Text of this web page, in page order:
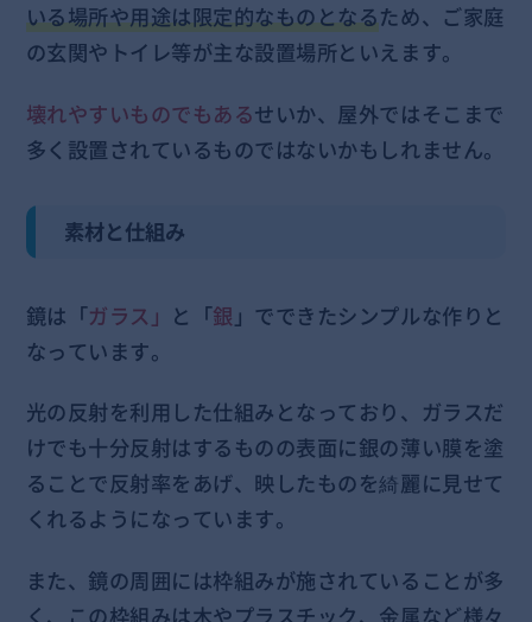
いる場所や用途は限定的なものとなるため、ご家庭
の玄関やトイレ等が主な設置場所といえます。
壊れやすいものでもあるせいか、屋外ではそこまで
多く設置されているものではないかもしれません。
素材と仕組み
鏡は「ガラス」 と「銀 」でできたシンプルな作りと
なっています。
光の反射を利用した仕組みとなっており、ガラスだ
けでも十分反射はするものの表面に銀の薄い膜を塗
ることで反射率をあげ、映したものを綺麗に見せて
くれるようになっています。
また、鏡の周囲には枠組みが施されていることが多
く、この枠組みは木やプラスチック、金属など様々